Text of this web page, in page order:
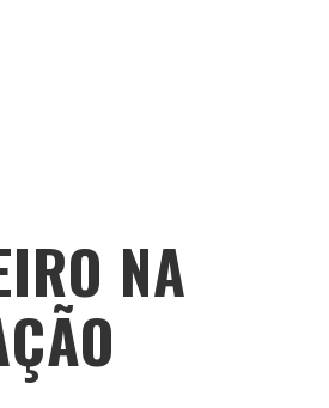
NA